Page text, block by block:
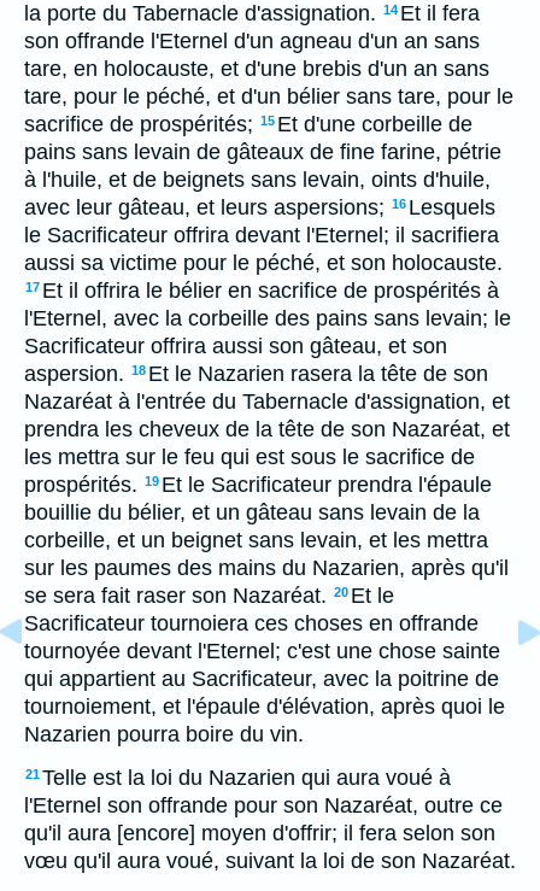
la porte du Tabernacle d'assignation. 14 Et il fera
son offrande l'Eternel d'un agneau d'un an sans
tare, en holocauste, et d'une brebis d'un an sans
tare, pour le péché, et d'un bélier sans tare, pour le
sacrifice de prospérités; 15 Et d'une corbeille de
pains sans levain de gâteaux de fine farine, pétrie
à l'huile, et de beignets sans levain, oints d'huile,
avec leur gâteau, et leurs aspersions; 16 Lesquels
le Sacrificateur offrira devant l'Eternel; il sacrifiera
aussi sa victime pour le péché, et son holocauste.
17 Et il offrira le bélier en sacrifice de prospérités à
l'Eternel, avec la corbeille des pains sans levain; le
Sacrificateur offrira aussi son gâteau, et son
aspersion. 18 Et le Nazarien rasera la tête de son
Nazaréat à l'entrée du Tabernacle d'assignation, et
prendra les cheveux de la tête de son Nazaréat, et
les mettra sur le feu qui est sous le sacrifice de
prospérités. 19 Et le Sacrificateur prendra l'épaule
bouillie du bélier, et un gâteau sans levain de la
corbeille, et un beignet sans levain, et les mettra
sur les paumes des mains du Nazarien, après qu'il
se sera fait raser son Nazaréat. 20 Et le
Sacrificateur tournoiera ces choses en offrande
tournoyée devant l'Eternel; c'est une chose sainte
qui appartient au Sacrificateur, avec la poitrine de
tournoiement, et l'épaule d'élévation, après quoi le
Nazarien pourra boire du vin.
21Telle est la loi du Nazarien qui aura voué à
l'Eternel son offrande pour son Nazaréat, outre ce
qu'il aura [encore] moyen d'offrir; il fera selon son
vœu qu'il aura voué, suivant la loi de son Nazaréat.